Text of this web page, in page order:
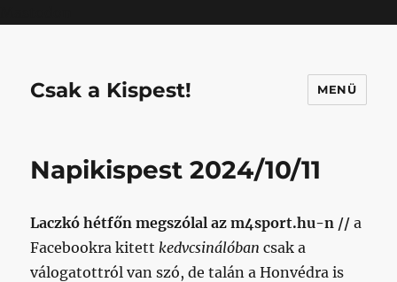
Csak a Kispest! MENÜ
Napikispest 2024/10/11
Laczkó hétfőn megszólal az m4sport.hu-n // a
Facebookra kitettkedvcsinálóbancsak a
válogatottról van szó, de talán a Honvédra is